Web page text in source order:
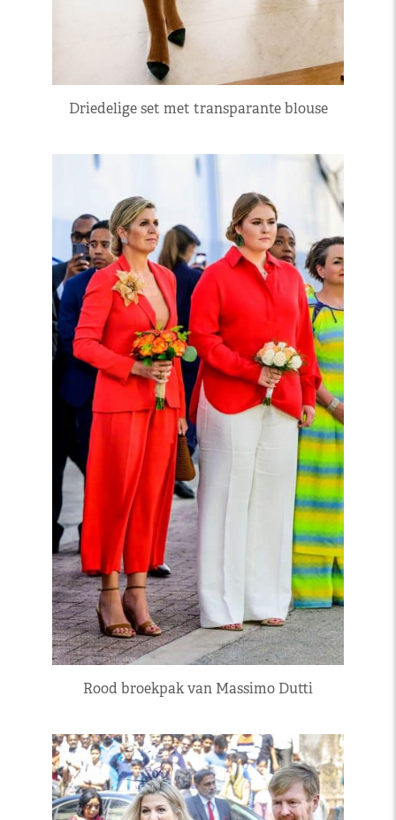
Driedelige set met transparante blouse
Rood broekpak van Massimo Dutti